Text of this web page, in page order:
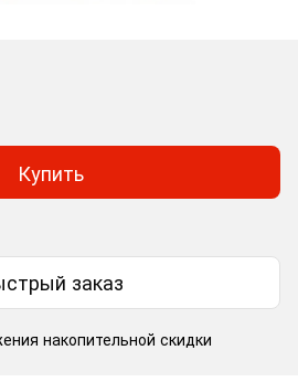
Купить
заказ
накопительной скидки